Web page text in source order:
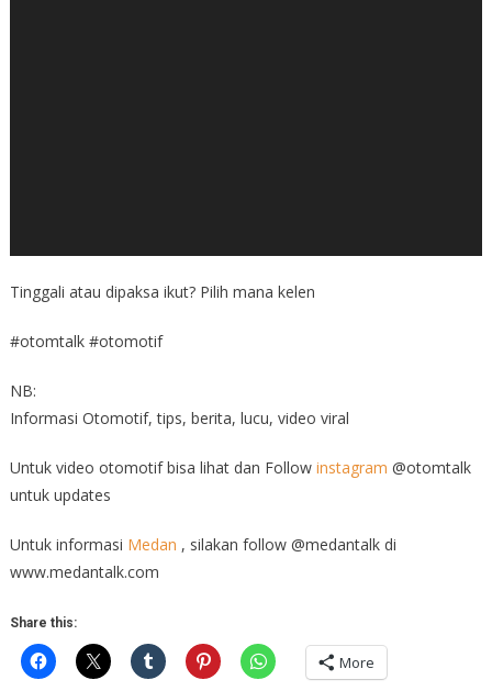
Tinggali atau dipaksa ikut? Pilih mana kelen
#otomtalk #otomotif
NB:
Informasi Otomotif, tips, berita, lucu, video viral
Untuk video otomotif bisa lihat dan Follow instagram @otomtalk
untuk updates
Untuk informasi Medan , silakan follow @medantalk di
www.medantalk.com
Share this:
More